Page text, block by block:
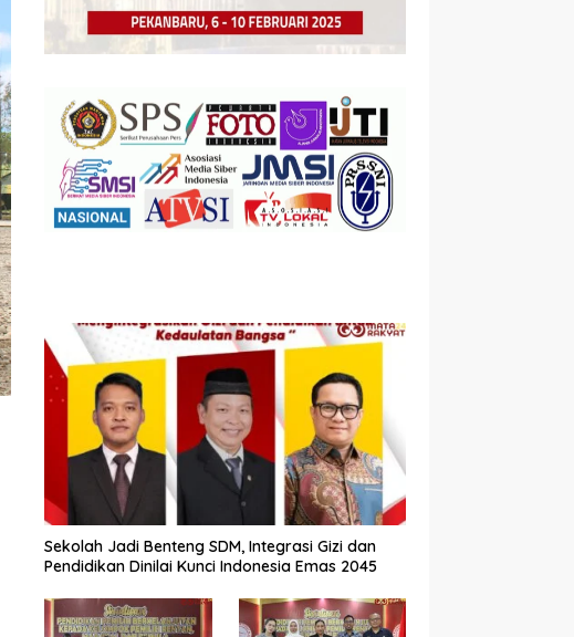
Sekolah Jadi Benteng SDM, Integrasi Gizi dan
Pendidikan Dinilai Kunci Indonesia Emas 2045